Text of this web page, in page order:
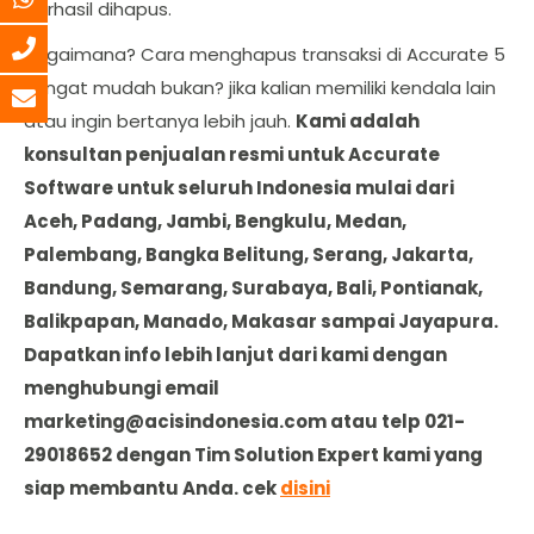
berhasil dihapus.
Bagaimana? Cara menghapus transaksi di Accurate 5
sangat mudah bukan? jika kalian memiliki kendala lain
atau ingin bertanya lebih jauh. Kami adalah
konsultan penjualan resmi untuk Accurate
Software untuk seluruh Indonesia mulai dari
Aceh, Padang, Jambi, Bengkulu, Medan,
Palembang, Bangka Belitung, Serang, Jakarta,
Bandung, Semarang, Surabaya, Bali, Pontianak,
Balikpapan, Manado, Makasar sampai Jayapura.
Dapatkan info lebih lanjut dari kami dengan
menghubungi email
marketing@acisindonesia.comatau telp 021-
29018652 dengan Tim Solution Expert kami yang
siap membantu Anda. cekdisini